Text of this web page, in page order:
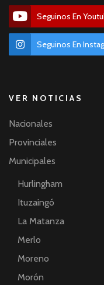
Seguinos En
Seguinos En
VER NOTICIAS
Nacionales
Provinciales
Municipales
Hurlingham
Ituzaingó
La Matanza
Merlo
Moreno
Morón